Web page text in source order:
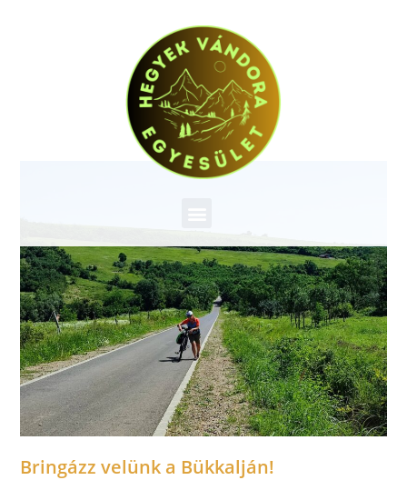
Bringázz velünk a Bükkalján!